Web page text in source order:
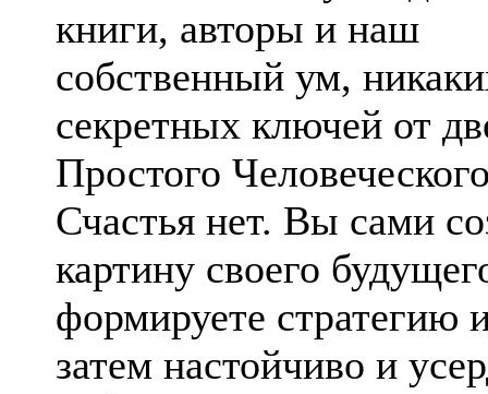
книги, авторы и наш
собственный ум,
секретных ключей от
Простого
Счастья нет. Вы сами
картину своего
формируете стратегию
затем настойчиво и